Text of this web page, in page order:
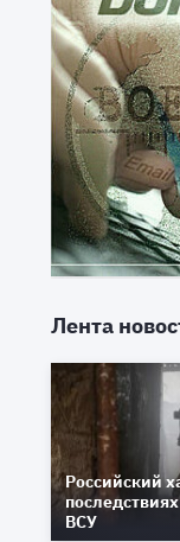
Лента
Российский
ВСУ